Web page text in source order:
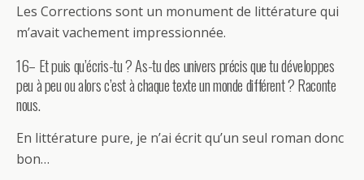
Les Corrections sont un monument de littérature qui
m’avait vachement impressionnée.
16– Et puis qu’écris-tu ? As-tu des univers précis que tu développes
peu à peu ou alors c’est à chaque texte un monde différent ? Raconte
nous.
En littérature pure, je n’ai écrit qu’un seul roman donc
bon…